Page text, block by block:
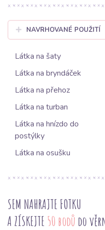
NAVRHOVANÉ POUŽITÍ
Látka na šaty
Látka na bryndáček
Látka na přehoz
Látka na turban
Látka na hnízdo do
postýlky
Látka na osušku
SEM NAHRAJTE FOTKU
A ZÍSKEJTE 50 bodů do